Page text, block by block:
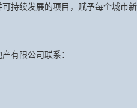
持续发展的项目，赋予每个城市
有限公司联系：